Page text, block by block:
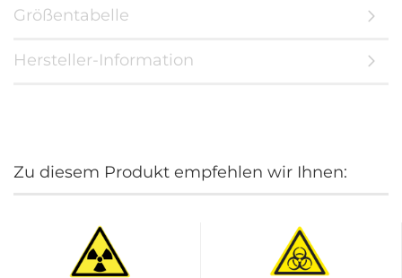
Größentabelle
Hersteller-Information
Zu diesem Produkt empfehlen wir Ihnen: